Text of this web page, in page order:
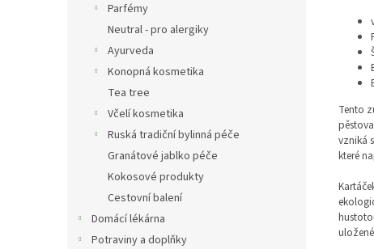
Parfémy
Neutral - pro alergiky
Ayurveda
Konopná kosmetika
Tea tree
Včelí kosmetika
Ruská tradiční bylinná péče
Granátové jablko péče
Kokosové produkty
Cestovní balení
Domácí lékárna
Potraviny a doplňky
Tento
vzniká
které